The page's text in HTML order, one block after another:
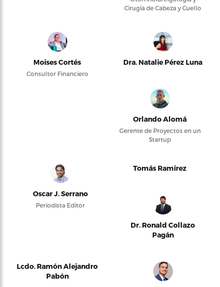
Cirugía de Cabeza y Cuello
Moises Cortés
Consultor Financiero
Dra. Natalie Pérez Luna
Orlando Alomá
Gerente de Proyectos en un
Startup
Oscar J. Serrano
Periodista Editor
Tomás Ramírez
Dr. Ronald Collazo
Pagán
Lcdo. Ramón Alejandro
Pabón